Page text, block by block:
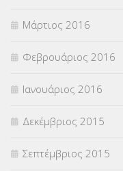
Μάρτιος 2016
Φεβρουάριος 2016
Ιανουάριος 2016
Δεκέμβριος 2015
Σεπτέμβριος 2015